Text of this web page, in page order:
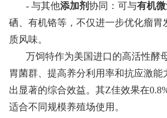
- 与其他添加剂协同：可与有机
硒、有机铬等，不仅进一步优化瘤胃
质风味。
万饲特作为美国进口的高活性酵
胃菌群、提高养分利用率和抗应激
出显著的综合效益。其Z佳效果在
适合不同规模养殖场使用。